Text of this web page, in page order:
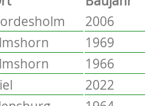
2006
1969
1966
2022